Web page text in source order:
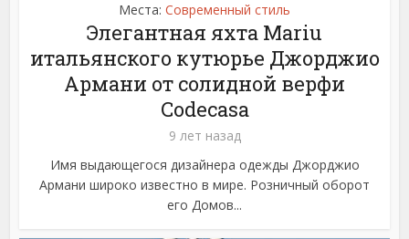
Места: Современный стиль
Элегантная яхта Mariu
итальянского кутюрье Джорджио
Армани от солидной верфи
Codecasa
9 лет назад
Имя выдающегося дизайнера одежды Джорджио
Армани широко известно в мире. Розничный оборот
его Домов...